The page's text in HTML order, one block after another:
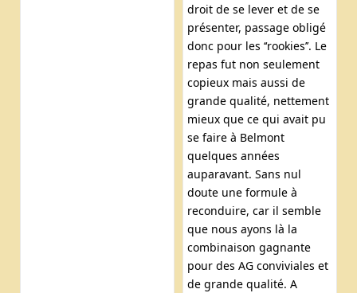
droit de se lever et de se
présenter, passage obligé
donc pour les ‘‘rookies’’. Le
repas fut non seulement
copieux mais aussi de
grande qualité, nettement
mieux que ce qui avait pu
se faire à Belmont
quelques années
auparavant. Sans nul
doute une formule à
reconduire, car il semble
que nous ayons là la
combinaison gagnante
pour des AG conviviales et
de grande qualité. A